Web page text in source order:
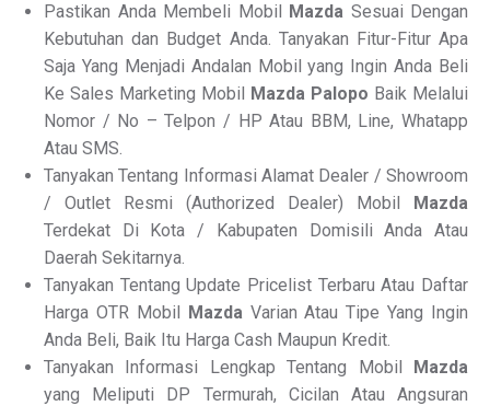
Pastikan Anda Membeli Mobil Mazda Sesuai Dengan
Kebutuhan dan Budget Anda. Tanyakan Fitur-Fitur Apa
Saja Yang Menjadi Andalan Mobil yang Ingin Anda Beli
Ke Sales Marketing Mobil Mazda Palopo Baik Melalui
Nomor / No – Telpon / HP Atau BBM, Line, Whatapp
Atau SMS.
Tanyakan Tentang Informasi Alamat Dealer / Showroom
/ Outlet Resmi (Authorized Dealer) Mobil Mazda
Terdekat Di Kota / Kabupaten Domisili Anda Atau
Daerah Sekitarnya.
Tanyakan Tentang Update Pricelist Terbaru Atau Daftar
Harga OTR Mobil MazdaVarian Atau Tipe Yang Ingin
Anda Beli, Baik Itu Harga Cash Maupun Kredit.
Tanyakan Informasi Lengkap Tentang Mobil Mazda
yang Meliputi DP Termurah, Cicilan Atau Angsuran